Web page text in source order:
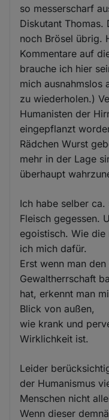
so messerscharf
Diskutant Thomas.
noch Brösel übrig.
Kommentare auf
brauche ich hier
mich ausnahmslos
zu wiederholen.)
Humanisten der
eingepflanzt
Rädchen Wurst
mehr in der Lage
überhaupt
Ich habe selber
Fleisch gegessen.
egoistisch. Wie die
ich mich dafür.
Erst wenn man
Gewaltherrschaft
hat, erkennt man
Blick von außen,
wie krank und
Wirklichkeit ist.
Leider
der Humanismus
Menschen nicht
Wenn dieser